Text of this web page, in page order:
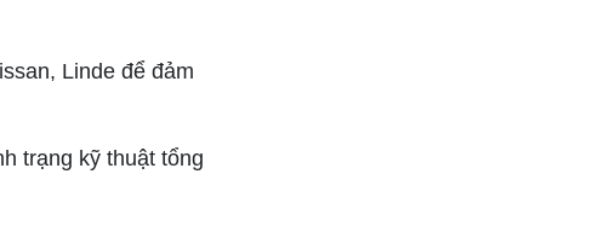
Linde để đảm
trạng kỹ thuật tổng